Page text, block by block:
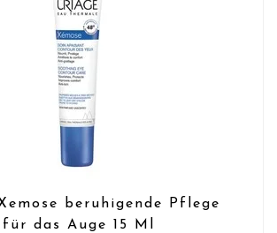
beruhigende Pflege
für das Auge 15 Ml